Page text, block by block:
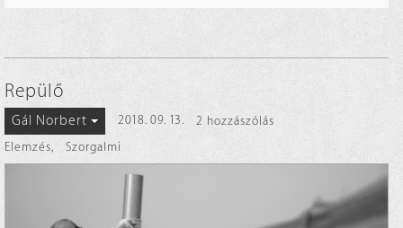
Repülő
Gál Norbert 2018. 09. 13.
2 hozzászólás
Elemzés, Szorgalmi